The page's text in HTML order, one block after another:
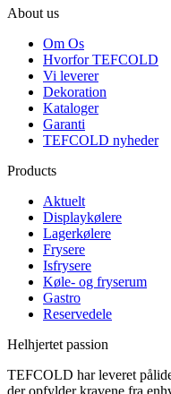
About us
Om Os
Hvorfor TEFCOLD
Vi leverer
Dekoration
Kataloger
Garanti
TEFCOLD nyheder
Products
Aktuelt
Displaykølere
Lagerkølere
Frysere
Isfrysere
Køle- og fryserum
Gastro
Reservedele
Helhjertet passion
TEFCOLD har leveret